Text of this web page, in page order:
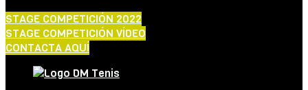
STAGE COMPETICIÓN 2022
STAGE COMPETICIÓN VÍDEO
CONTACTA AQUÍ